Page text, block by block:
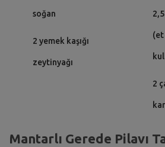
soğan
2 yemek kaşığı
zeytinyağı
(et
2
Mantarlı Gerede Pilavı